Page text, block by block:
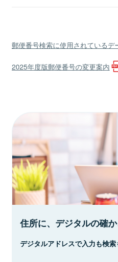
郵便番号検索に使用されているデ
2025年度版郵便番号の変更案内
住所に、デジタルの確か
デジタルアドレスで入力も検索